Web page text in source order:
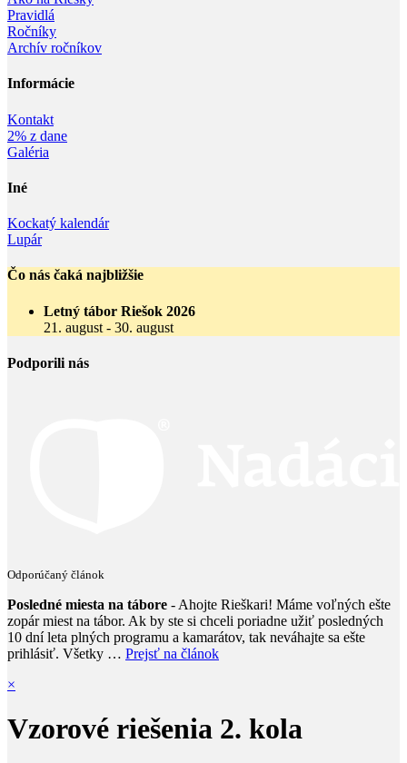
Pravidlá
Ročníky
Archív ročníkov
Informácie‎
Kontakt
2% z dane
Galéria
Iné
Kockatý kalendár
Lupár
Čo nás čaká najbližšie
Letný tábor Riešok 2026
21. august - 30. august
Podporili nás
Odporúčaný článok
Posledné miesta na tábore - Ahojte Rieškari! Máme voľných ešte
zopár miest na tábor. Ak by ste si chceli poriadne užiť posledných
10 dní leta plných programu a kamarátov, tak neváhajte sa ešte
prihlásiť. Všetky … Prejsť na článok
×
Vzorové riešenia 2. kola